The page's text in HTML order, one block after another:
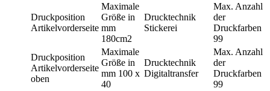
Druckposition
Artikelvorderseite
Maximale
Größe in
mm
180cm2
Drucktechnik
Stickerei
Max. Anzahl
der
Druckfarben
99
Druckposition
Artikelvorderseite
oben
Maximale
Größe in
mm 100 x
40
Drucktechnik
Digitaltransfer
Max. Anzahl
der
Druckfarben
99